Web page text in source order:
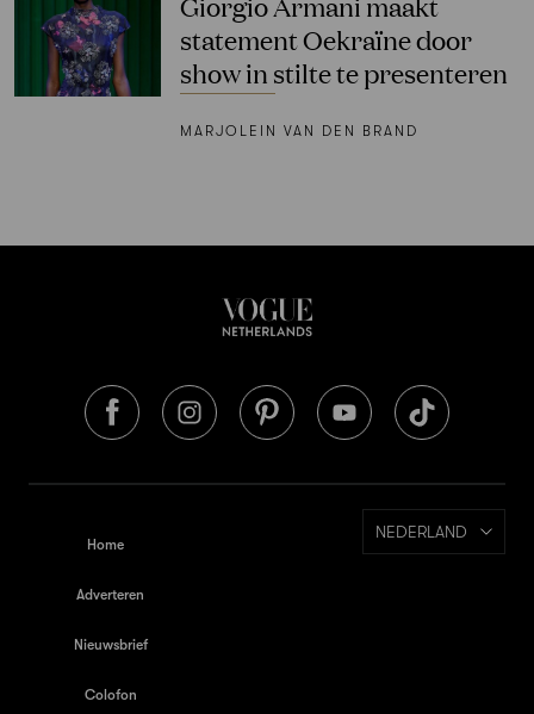
statement Oekraïne door
show in stilte te presenteren
MARJOLEIN VAN DEN BRAND
Home
Adverteren
Nieuwsbrief
Colofon
NEDERLAND